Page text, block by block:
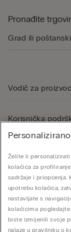
Pronađite
Vodič za
Korisnička
Tvrtka
© CALZEDONIA SpA, Via
Želite li personalizirati
kolačića za
sadržaje i priopćenja.
upotrebu kolačića,
nastavljate s
kolačićima
biste izmijenili svoje
nalaze u pravilniku o